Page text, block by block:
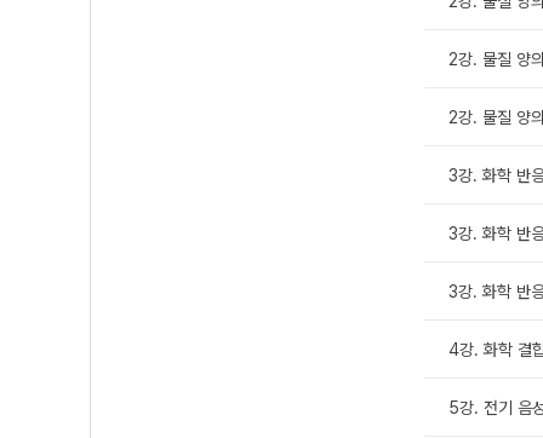
2강. 물질 양
2강. 물질 양
3강. 화학 반
3강. 화학 반
3강. 화학 반
4강. 화학 결
5강. 전기 음